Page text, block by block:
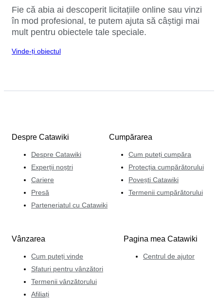
Fie că abia ai descoperit licitațiile online sau vinzi
în mod profesional, te putem ajuta să câștigi mai
mult pentru obiectele tale speciale.
Vinde-ți obiectul
Despre Catawiki
Despre Catawiki
Experții noștri
Cariere
Presă
Parteneriatul cu Catawiki
Cumpărarea
Cum puteți cumpăra
Protecția cumpărătorului
Povești Catawiki
Termenii cumpărătorului
Vânzarea
Cum puteți vinde
Sfaturi pentru vânzători
Termenii vânzătorului
Afiliați
Pagina mea Catawiki
Centrul de ajutor